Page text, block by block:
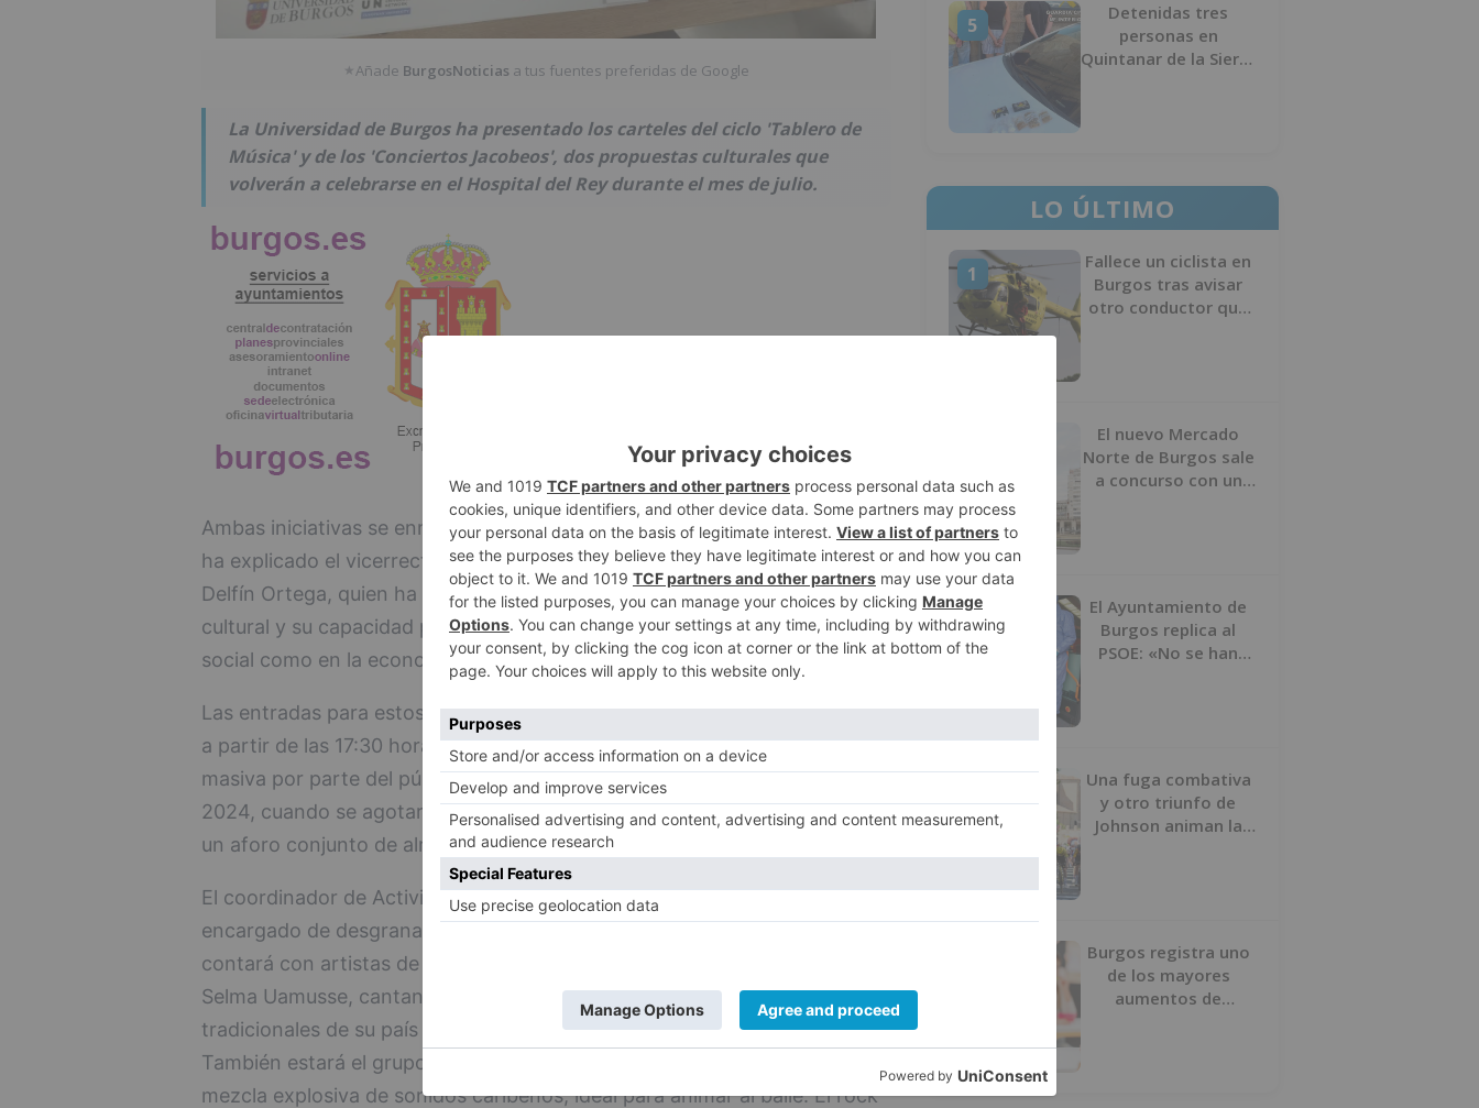
★Añade BurgosNoticias a tus fuentes preferidas de Google
La Universidad de Burgos ha presentado los carteles del ciclo 'Tablero de
Música' y de los 'Conciertos Jacobeos', dos propuestas culturales que
volverán a celebrarse en el Hospital del Rey durante el mes de julio.
Ambas iniciativas se enmarcan dentro del programa Julio Cultural. Así lo
ha explicado el vicerrector de Responsabilidad Social, Cultura y Deporte,
Delfín Ortega, quien ha destacado el papel de la universidad como motor
cultural y su capacidad para generar un impacto positivo tanto en la vida
social como en la economía de la ciudad.
Las entradas para estos conciertos se pondrán a la venta este miércoles
a partir de las 17:30 horas. Desde la organización se espera una respuesta
masiva por parte del público, como ya ocurrió en las ediciones de 2023 y
2024, cuando se agotaron rápidamente todas las localidades, cubriendo
un aforo conjunto de alrededor de 13.000 personas.
El coordinador de Actividades Culturales, Carlos Lozano, ha sido el
encargado de desgranar el cartel del 'Tablero de Música'. Este año
contará con artistas de gran diversidad estilística y geográfica. Actuará
Selma Uamusse, cantante nacida en Mozambique, que fusiona los ritmos
tradicionales de su país con géneros como la electrónica, el jazz y el soul.
También estará el grupo colombiano Ghetto Kumbé, conocido por su
mezcla explosiva de sonidos caribeños, ideal para animar al baile. El rock
5
Detenidas tres
personas en
Quintanar de la Sierra
LO ÚLTIMO
1
Fallece un ciclista en
Burgos tras avisar
otro conductor que
El nuevo Mercado
Norte de Burgos sale
a concurso con un
3
El Ayuntamiento de
Burgos replica al
PSOE: «No se han
Una fuga combativa
y otro triunfo de
Johnson animan la
Burgos registra uno
de los mayores
aumentos de